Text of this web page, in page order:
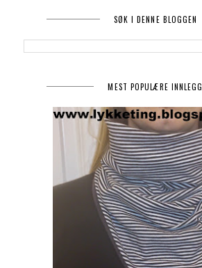
SØK I DENNE BLOGGEN
MEST POPULÆRE INNLEGG